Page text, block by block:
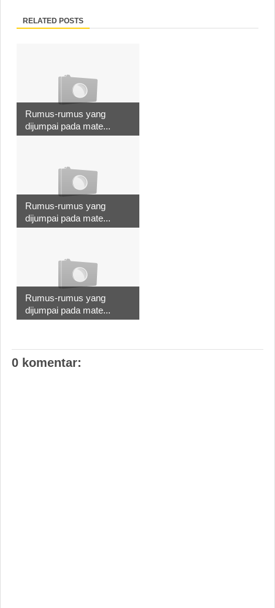
RELATED POSTS
Rumus-rumus yang
dijumpai pada mate...
Rumus-rumus yang
dijumpai pada mate...
Rumus-rumus yang
dijumpai pada mate...
0 komentar: